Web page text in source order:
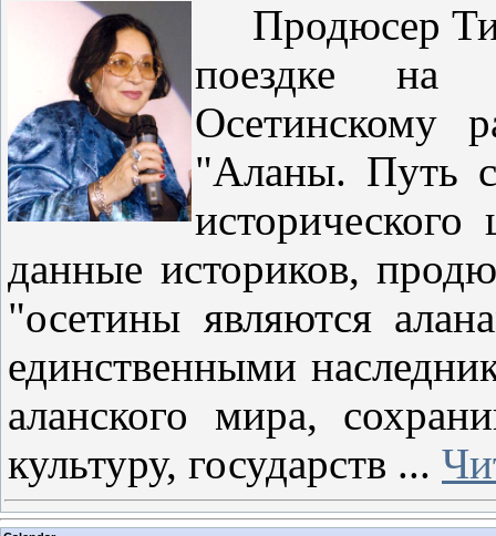
Продюсер
поездке на
Осетинскому
"Аланы. Путь
данные историков,
"осетины являются
единственными
аланского мира,
культуру, государств ...